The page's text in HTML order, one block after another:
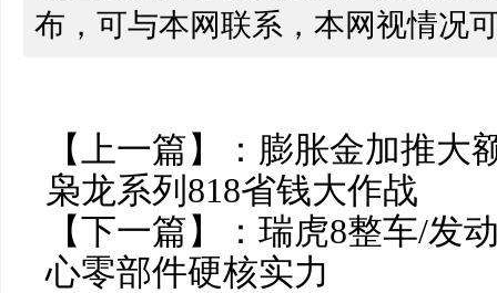
布，可与本网联系，本网视情况
【上一篇】： 膨胀金加推大
枭龙系列818省钱大作战
【下一篇】： 瑞虎8整车/发
心零部件硬核实力